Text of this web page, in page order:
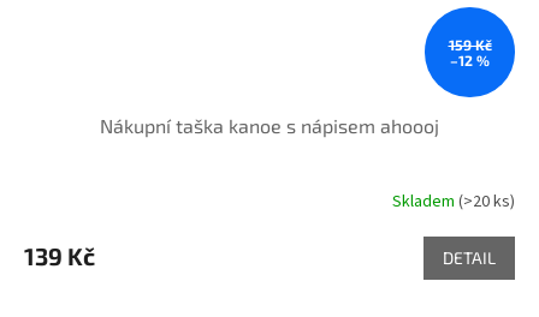
159 Kč
–12 %
Nákupní taška kanoe s nápisem ahoooj
Skladem (>20 ks)
139 Kč DETAIL